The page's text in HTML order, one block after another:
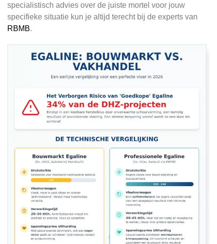
specialistisch advies over de juiste mortel voor jouw
specifieke situatie kun je altijd terecht bij de experts van
RBMB.